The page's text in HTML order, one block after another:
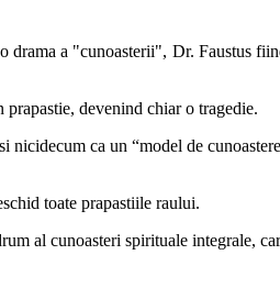
a "cunoasterii", Dr. Faustus
prapastie, devenind chiar o tragedie.
ca un “model de
toate prapastiile raului.
al cunoasteri spirituale integrale,